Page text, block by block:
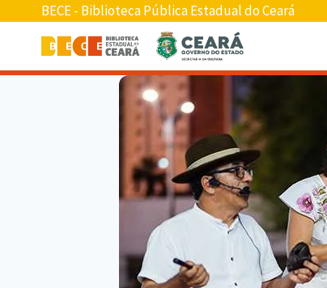
BECE - Biblioteca Pública Estadual do Ceará